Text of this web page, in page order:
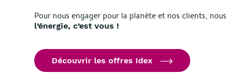
Pour nous engager pour la planète et nos clients,
l’énergie, c’est vous !
Découvrir les offres Idex